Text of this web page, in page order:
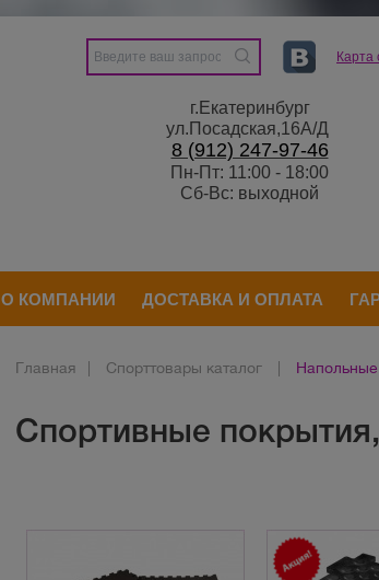
Карта
г.Екатеринбург
ул.Посадская,16А/Д
8 (912) 247-97-46
Пн-Пт: 11:00 - 18:00
Сб-Вс: выходной
О КОМПАНИИ ДОСТАВКА И ОПЛАТА
Главная Спорттовары каталог
Спортивные